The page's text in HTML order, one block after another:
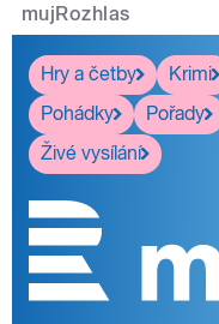
mujRozhlas
Hry a četby
Krimi
Pohádky
Pořady
Živé vysílání